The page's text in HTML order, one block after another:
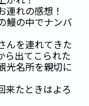
連れの感想！
鰻の中でナンバ
んを連れてきた
ら出てこられた
光名所を親切に
来たときはよろ